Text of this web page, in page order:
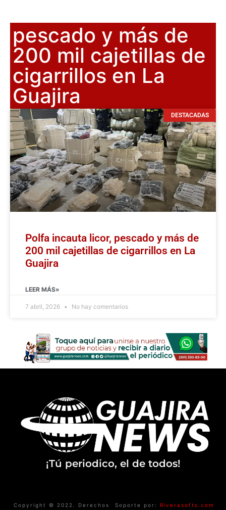
pescado y más de
200 mil cajetillas de
cigarrillos en La
Guajira
DESTACADAS
Polfa incauta licor, pescado y más de
200 mil cajetillas de cigarrillos en La
Guajira
LEER MÁS»
7 abril, 2026 No hay comentarios
¡Tú periodico, el de todos!
Copyright © 2022. Derechos
Soporte por: Riverasofts.com